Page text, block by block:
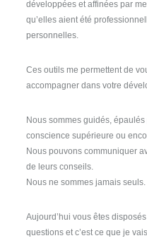
développées et affinées par
qu’elles aient été
personnelles.
Ces outils me permettent de
accompagner dans votre
Nous sommes guidés,
conscience supérieure ou
Nous pouvons communiquer
de leurs conseils.
Nous ne sommes jamais seuls.
Aujourd’hui vous êtes
questions et c’est ce que je